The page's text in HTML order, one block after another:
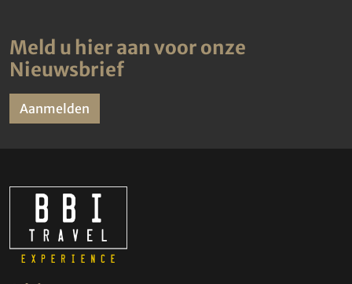
Meld u hier aan voor onze
Nieuwsbrief
Aanmelden